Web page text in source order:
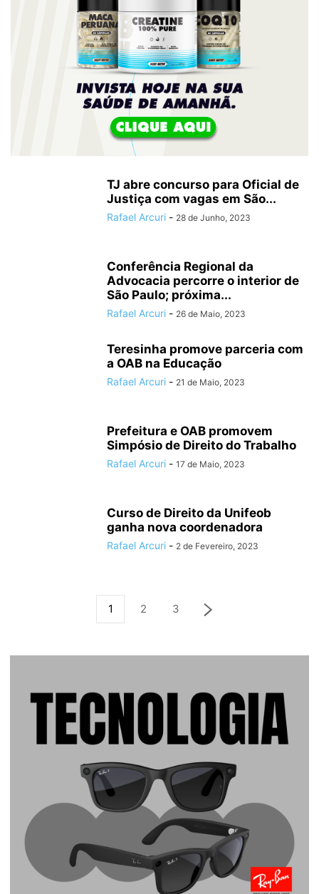
TJ abre concurso para Oficial de
Justiça com vagas em São...
Rafael Arcuri - 28 de Junho, 2023
Conferência Regional da
Advocacia percorre o interior de
São Paulo; próxima...
Rafael Arcuri - 26 de Maio, 2023
Teresinha promove parceria com
a OAB na Educação
Rafael Arcuri - 21 de Maio, 2023
Prefeitura e OAB promovem
Simpósio de Direito do Trabalho
Rafael Arcuri - 17 de Maio, 2023
Curso de Direito da Unifeob
ganha nova coordenadora
Rafael Arcuri - 2 de Fevereiro, 2023
1 2 3